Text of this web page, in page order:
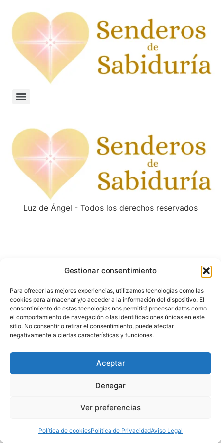
Gestionar consentimiento
Para ofrecer las mejores experiencias, utilizamos tecnologías como las
cookies para almacenar y/o acceder a la información del dispositivo. El
consentimiento de estas tecnologías nos permitirá procesar datos como
el comportamiento de navegación o las identificaciones únicas en este
sitio. No consentir o retirar el consentimiento, puede afectar
negativamente a ciertas características y funciones.
Aceptar
Denegar
Ver preferencias
Política de cookiesPolítica de PrivacidadAviso Legal
Luz de Ángel - Todos los derechos reservados